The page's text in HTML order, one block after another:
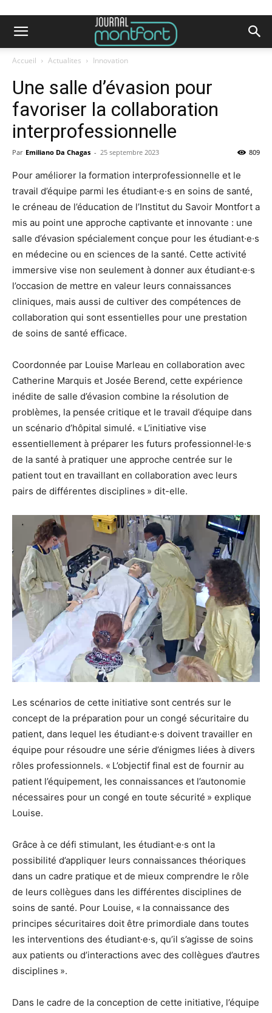
Accueil Actualites Innovation
Une salle d’évasion pour
favoriser la collaboration
interprofessionnelle
Par Emiliano Da Chagas - 25 septembre 2023 809
Pour améliorer la formation interprofessionnelle et le
travail d’équipe parmi les étudiant·e·s en soins de santé,
le créneau de l’éducation de l’Institut du Savoir Montfort a
mis au point une approche captivante et innovante : une
salle d’évasion spécialement conçue pour les étudiant·e·s
en médecine ou en sciences de la santé. Cette activité
immersive vise non seulement à donner aux étudiant·e·s
l’occasion de mettre en valeur leurs connaissances
cliniques, mais aussi de cultiver des compétences de
collaboration qui sont essentielles pour une prestation
de soins de santé efficace.
Coordonnée par Louise Marleau en collaboration avec
Catherine Marquis et Josée Berend, cette expérience
inédite de salle d’évasion combine la résolution de
problèmes, la pensée critique et le travail d’équipe dans
un scénario d’hôpital simulé. « L’initiative vise
essentiellement à préparer les futurs professionnel·le·s
de la santé à pratiquer une approche centrée sur le
patient tout en travaillant en collaboration avec leurs
pairs de différentes disciplines » dit-elle.
Les scénarios de cette initiative sont centrés sur le
concept de la préparation pour un congé sécuritaire du
patient, dans lequel les étudiant·e·s doivent travailler en
équipe pour résoudre une série d’énigmes liées à divers
rôles professionnels. « L’objectif final est de fournir au
patient l’équipement, les connaissances et l’autonomie
nécessaires pour un congé en toute sécurité » explique
Louise.
Grâce à ce défi stimulant, les étudiant·e·s ont la
possibilité d’appliquer leurs connaissances théoriques
dans un cadre pratique et de mieux comprendre le rôle
de leurs collègues dans les différentes disciplines de
soins de santé. Pour Louise, « la connaissance des
principes sécuritaires doit être primordiale dans toutes
les interventions des étudiant·e·s, qu’il s’agisse de soins
aux patients ou d’interactions avec des collègues d’autres
disciplines ».
Dans le cadre de la conception de cette initiative, l’équipe